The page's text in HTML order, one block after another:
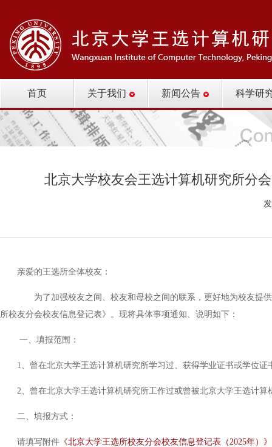
首页 关于我们 新闻公告 科学研
北京大学校友会王选计算机研究所分
亲爱的王选所全体校友：
为了加强校友之间、校友和母校之间的联系，更好地为校友提
所校友分会校友信息登记表》。现将具体事项通知、说明如下：
一、填报范围：
1、曾在北京大学王选计算机研究所学习过、获得学业证书或学位证
2、曾在北京大学王选计算机研究所工作过或曾被北京大学王选计
二、填报方式：
请填写附件 《北京大学王选所校友分会校友信息登记表（2025年）》